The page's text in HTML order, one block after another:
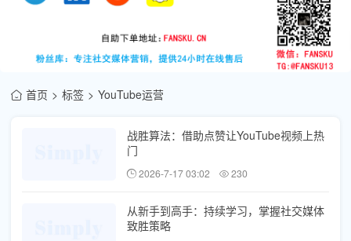
首页 标签 YouTube运营
战胜算法：借助点赞让YouTube视频上热
门
2026-7-17 03:02 230
从新手到高手：持续学习，掌握社交媒体
致胜策略